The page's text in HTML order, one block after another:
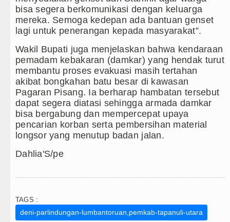
bisa segera berkomunikasi dengan keluarga
mereka. Semoga kedepan ada bantuan genset
lagi untuk penerangan kepada masyarakat”.
Wakil Bupati juga menjelaskan bahwa kendaraan
pemadam kebakaran (damkar) yang hendak turut
membantu proses evakuasi masih tertahan
akibat bongkahan batu besar di kawasan
Pagaran Pisang. Ia berharap hambatan tersebut
dapat segera diatasi sehingga armada damkar
bisa bergabung dan mempercepat upaya
pencarian korban serta pembersihan material
longsor yang menutup badan jalan.
Dahlia'S/pe
TAGS :
deni-parlindungan-lumbantoruan,pemkab-tapanuli-utara